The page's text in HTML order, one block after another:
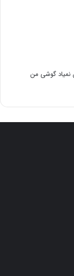
میو آی ۱۲ برای من نمیاد گوشی من